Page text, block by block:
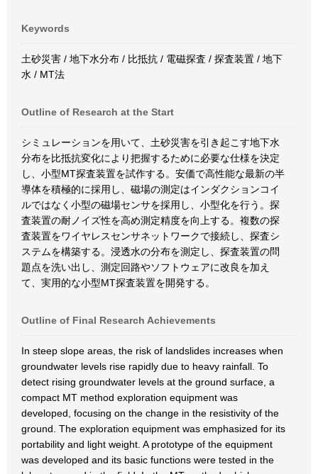
Keywords
土砂災害 / 地下水分布 / 比抵抗 / 電磁探査 / 探査装置 / 地下
水 / MT法
Outline of Research at the Start
シミュレーションを用いて、土砂災害を引き起こす地下水
分布を比抵抗変化により把握するために必要な仕様を決定
し、小型MT探査装置を試作する。安価で高性能な最新の半
導体を積極的に採用し、磁場の測定はインダクションコイ
ルではなく小型の磁場センサを採用し、小型化を行う。探
査装置の耐ノイズ性を高め測定精度を向上する。複数の探
査装置をワイヤレスセンサネットワークで接続し、探査シ
ステムを構築する。浸透水の分布を測定し、探査装置の問
題点を洗い出し、測定回路やソフトウェアに改良を加え
て、実用的な小型MT探査装置を開発する。
Outline of Final Research Achievements
In steep slope areas, the risk of landslides increases when
groundwater levels rise rapidly due to heavy rainfall. To
detect rising groundwater levels at the ground surface, a
compact MT method exploration equipment was
developed, focusing on the change in the resistivity of the
ground. The exploration equipment was emphasized for its
portability and light weight. A prototype of the equipment
was developed and its basic functions were tested in the